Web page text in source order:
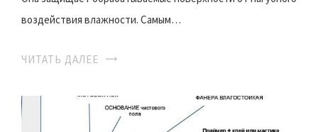
воздействия влажности. Самым…
ЧИТАТЬ ДАЛЕЕ